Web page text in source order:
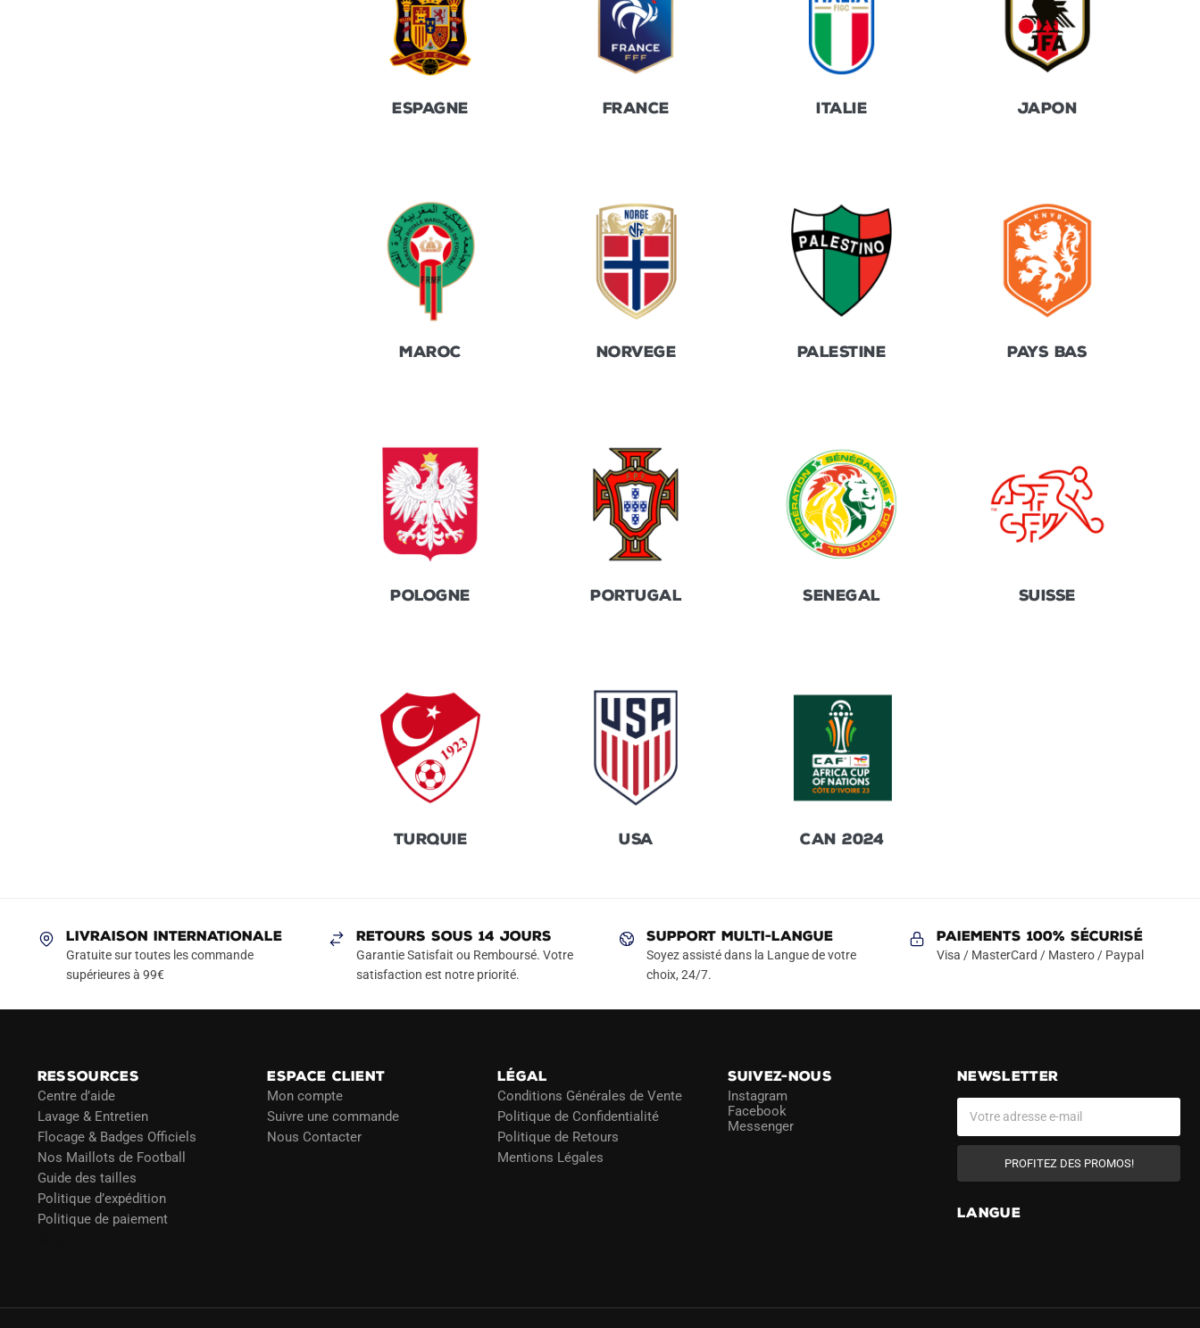
ESPAGNE FRANCE ITALIE JAPON
MAROC NORVEGE PALESTINE PAYS BAS
POLOGNE PORTUGAL SENEGAL SUISSE
TURQUIE USA CAN 2024
LIVRAISON INTERNATIONALE
Gratuite sur toutes les commande
supérieures à 99€
RETOURS SOUS 14 JOURS
Garantie Satisfait ou Remboursé. Votre
satisfaction est notre priorité.
SUPPORT MULTI-LANGUE
Soyez assisté dans la Langue de votre
choix, 24/7.
Paiements 100% Sécurisé
Visa / MasterCard / Mastero / Paypal
RESSOURCES
Centre d’aide
Lavage & Entretien
Flocage & Badges Officiels
Nos Maillots de Football
Guide des tailles
Politique d’expédition
Politique de paiement
ESPACE CLIENT
Mon compte
Suivre une commande
Nous Contacter
LÉGAL
Conditions Générales de Vente
Politique de Confidentialité
Politique de Retours
Mentions Légales
SUIVEZ-NOUS
Instagram
Facebook
Messenger
NEWSLETTER
PROFITEZ DES PROMOS!
LANGUE